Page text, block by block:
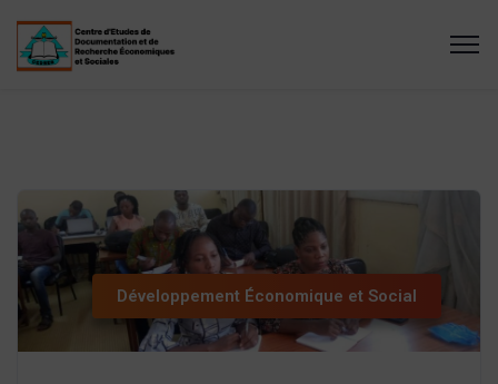
Développement Économique et Social